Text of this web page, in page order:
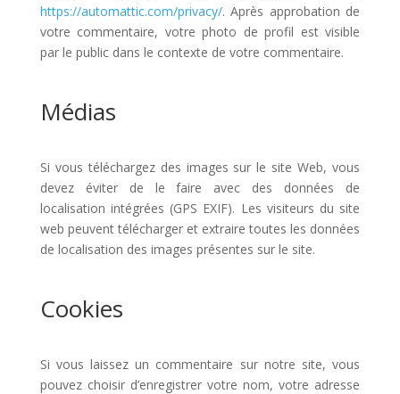
https://automattic.com/privacy/. Après approbation de
votre commentaire, votre photo de profil est visible
par le public dans le contexte de votre commentaire.
Médias
Si vous téléchargez des images sur le site Web, vous
devez éviter de le faire avec des données de
localisation intégrées (GPS EXIF). Les visiteurs du site
web peuvent télécharger et extraire toutes les données
de localisation des images présentes sur le site.
Cookies
Si vous laissez un commentaire sur notre site, vous
pouvez choisir d’enregistrer votre nom, votre adresse